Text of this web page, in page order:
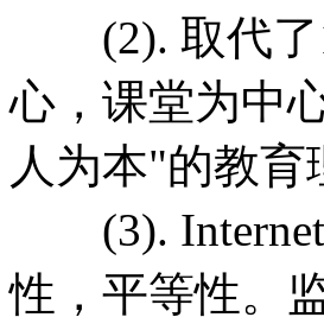
(2). 取代了
心，课堂为中
人为本"的教育
(3). Internet
性，平等性。